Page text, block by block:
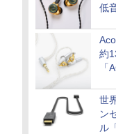
低
約
「
世
ン
ル